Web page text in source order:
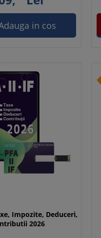
in cos
Impozite, Deduceri,
2026